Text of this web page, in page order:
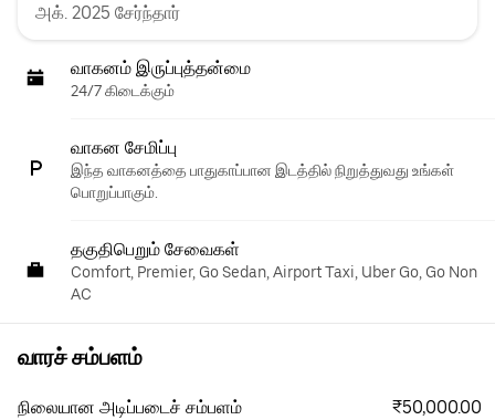
அக். 2025 சேர்ந்தார்
வாகனம் இருப்புத்தன்மை
24/7 கிடைக்கும்
வாகன சேமிப்பு
இந்த வாகனத்தை பாதுகாப்பான இடத்தில் நிறுத்துவது உங்கள்
பொறுப்பாகும்.
தகுதிபெறும் சேவைகள்
Comfort, Premier, Go Sedan, Airport Taxi, Uber Go, Go Non
AC
வாரச் சம்பளம்
நிலையான அடிப்படைச் சம்பளம் ₹50,000.00